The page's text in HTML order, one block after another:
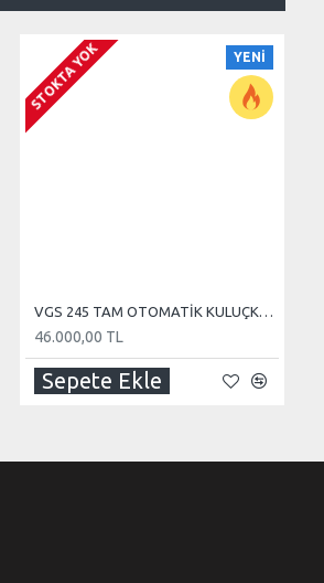
YENI
STOKTA YOK
VGS 245 TAM OTOMATİK KULUÇKA MAKİNESİ
46.000,00 TL
Sepete Ekle